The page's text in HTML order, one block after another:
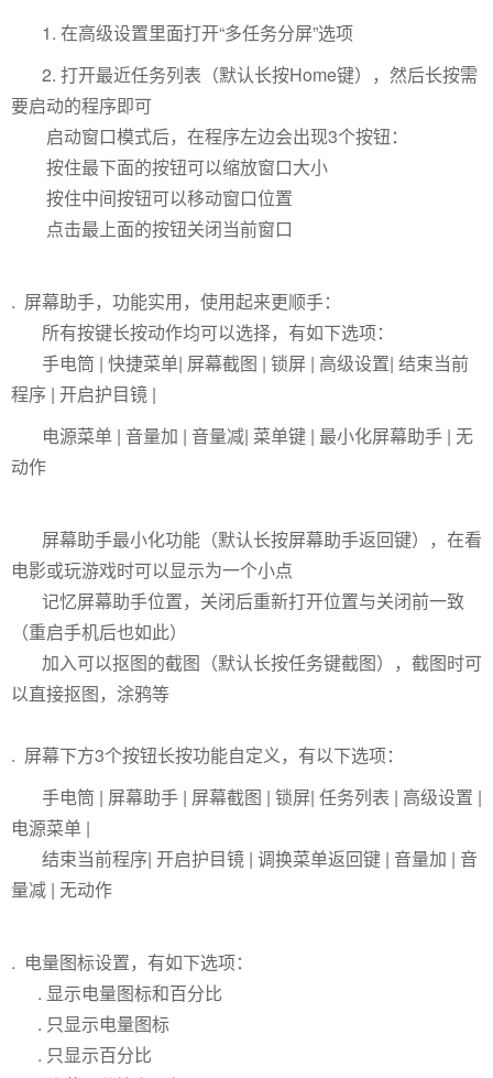
1. 在高级设置里面打开“多任务分屏”选项
2. 打开最近任务列表（默认长按Home键），然后长按需
要启动的程序即可
启动窗口模式后，在程序左边会出现3个按钮：
按住最下面的按钮可以缩放窗口大小
按住中间按钮可以移动窗口位置
点击最上面的按钮关闭当前窗口
. 屏幕助手，功能实用，使用起来更顺手：
所有按键长按动作均可以选择，有如下选项：
手电筒 | 快捷菜单| 屏幕截图 | 锁屏 | 高级设置| 结束当前
程序 | 开启护目镜 |
电源菜单 | 音量加 | 音量减| 菜单键 | 最小化屏幕助手 | 无
动作
屏幕助手最小化功能（默认长按屏幕助手返回键），在看
电影或玩游戏时可以显示为一个小点
记忆屏幕助手位置，关闭后重新打开位置与关闭前一致
（重启手机后也如此）
加入可以抠图的截图（默认长按任务键截图），截图时可
以直接抠图，涂鸦等
. 屏幕下方3个按钮长按功能自定义，有以下选项：
手电筒 | 屏幕助手 | 屏幕截图 | 锁屏| 任务列表 | 高级设置 |
电源菜单 |
结束当前程序| 开启护目镜 | 调换菜单返回键 | 音量加 | 音
量减 | 无动作
. 电量图标设置，有如下选项：
. 显示电量图标和百分比
. 只显示电量图标
. 只显示百分比